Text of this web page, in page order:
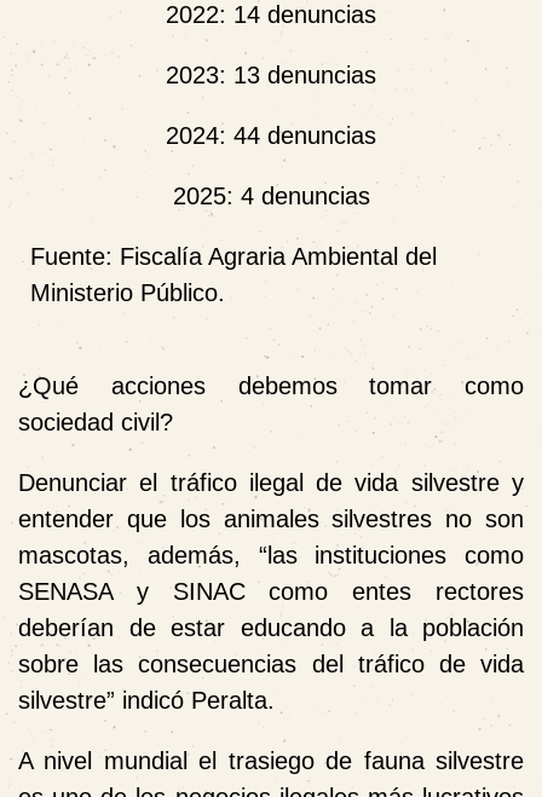
2022: 14 denuncias
2023: 13 denuncias
2024: 44 denuncias
2025: 4 denuncias
Fuente: Fiscalía Agraria Ambiental del
Ministerio Público.
¿Qué acciones debemos tomar como
sociedad civil?
Denunciar el tráfico ilegal de vida silvestre y
entender que los animales silvestres no son
mascotas, además, “las instituciones como
SENASA y SINAC como entes rectores
deberían de estar educando a la población
sobre las consecuencias del tráfico de vida
silvestre” indicó Peralta.
A nivel mundial el trasiego de fauna silvestre